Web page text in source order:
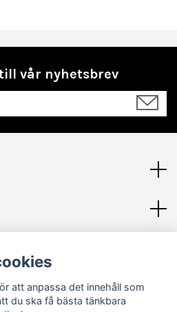
vår nyhetsbrev
att anpassa det innehåll som
du ska få bästa tänkbara